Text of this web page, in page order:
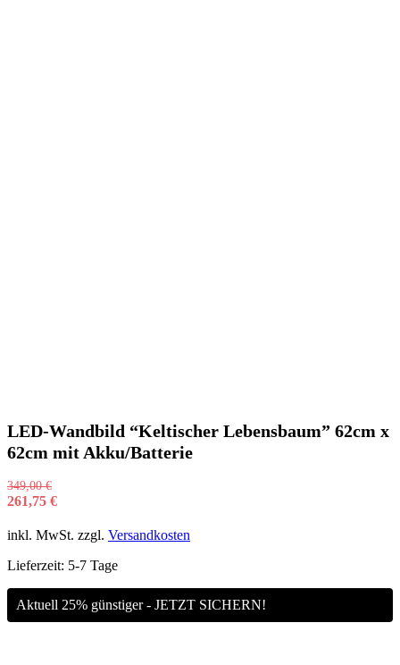
LED-Wandbild “Keltischer Lebensbaum” 62cm x
62cm mit Akku/Batterie
349,00€
261,75 €
inkl. MwSt. zzgl. Versandkosten
Lieferzeit: 5-7 Tage
Aktuell 25% günstiger - JETZT SICHERN!